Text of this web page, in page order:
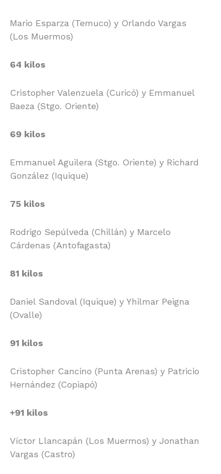
Mario Esparza (Temuco) y Orlando Vargas
(Los Muermos)
64 kilos
Cristopher Valenzuela (Curicó) y Emmanuel
Baeza (Stgo. Oriente)
69 kilos
Emmanuel Aguilera (Stgo. Oriente) y Richard
González (Iquique)
75 kilos
Rodrigo Sepúlveda (Chillán) y Marcelo
Cárdenas (Antofagasta)
81 kilos
Daniel Sandoval (Iquique) y Yhilmar Peigna
(Ovalle)
91 kilos
Cristopher Cancino (Punta Arenas) y Patricio
Hernández (Copiapó)
+91 kilos
Víctor Llancapán (Los Muermos) y Jonathan
Vargas (Castro)